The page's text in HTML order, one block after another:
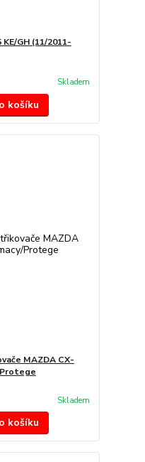
GH (11/2011-
Skladem
košíku
MAZDA CX-
Skladem
košíku